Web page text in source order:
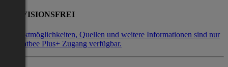
PROVISIONSFREI
Kontaktmöglichkeiten, Quellen und weitere Informationen sind nur
mit Flatbee Plus+ Zugang verfügbar.